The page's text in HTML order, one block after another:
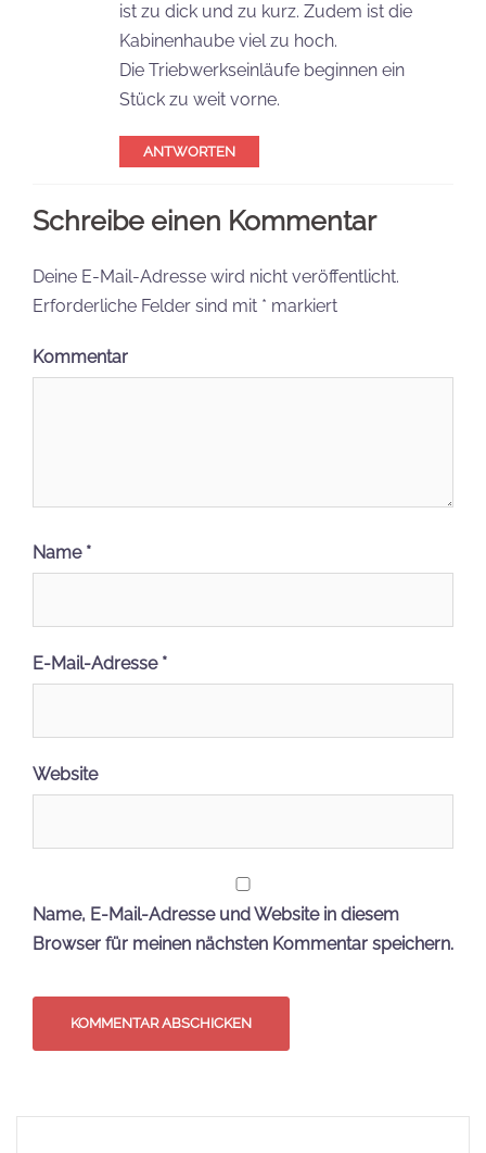
ist zu dick und zu kurz. Zudem ist die
Kabinenhaube viel zu hoch.
Die Triebwerkseinläufe beginnen ein
Stück zu weit vorne.
ANTWORTEN
Schreibe einen Kommentar
Deine E-Mail-Adresse wird nicht veröffentlicht.
Erforderliche Felder sind mit * markiert
Kommentar
Name *
E-Mail-Adresse *
Website
Name, E-Mail-Adresse und Website in diesem
Browser für meinen nächsten Kommentar speichern.